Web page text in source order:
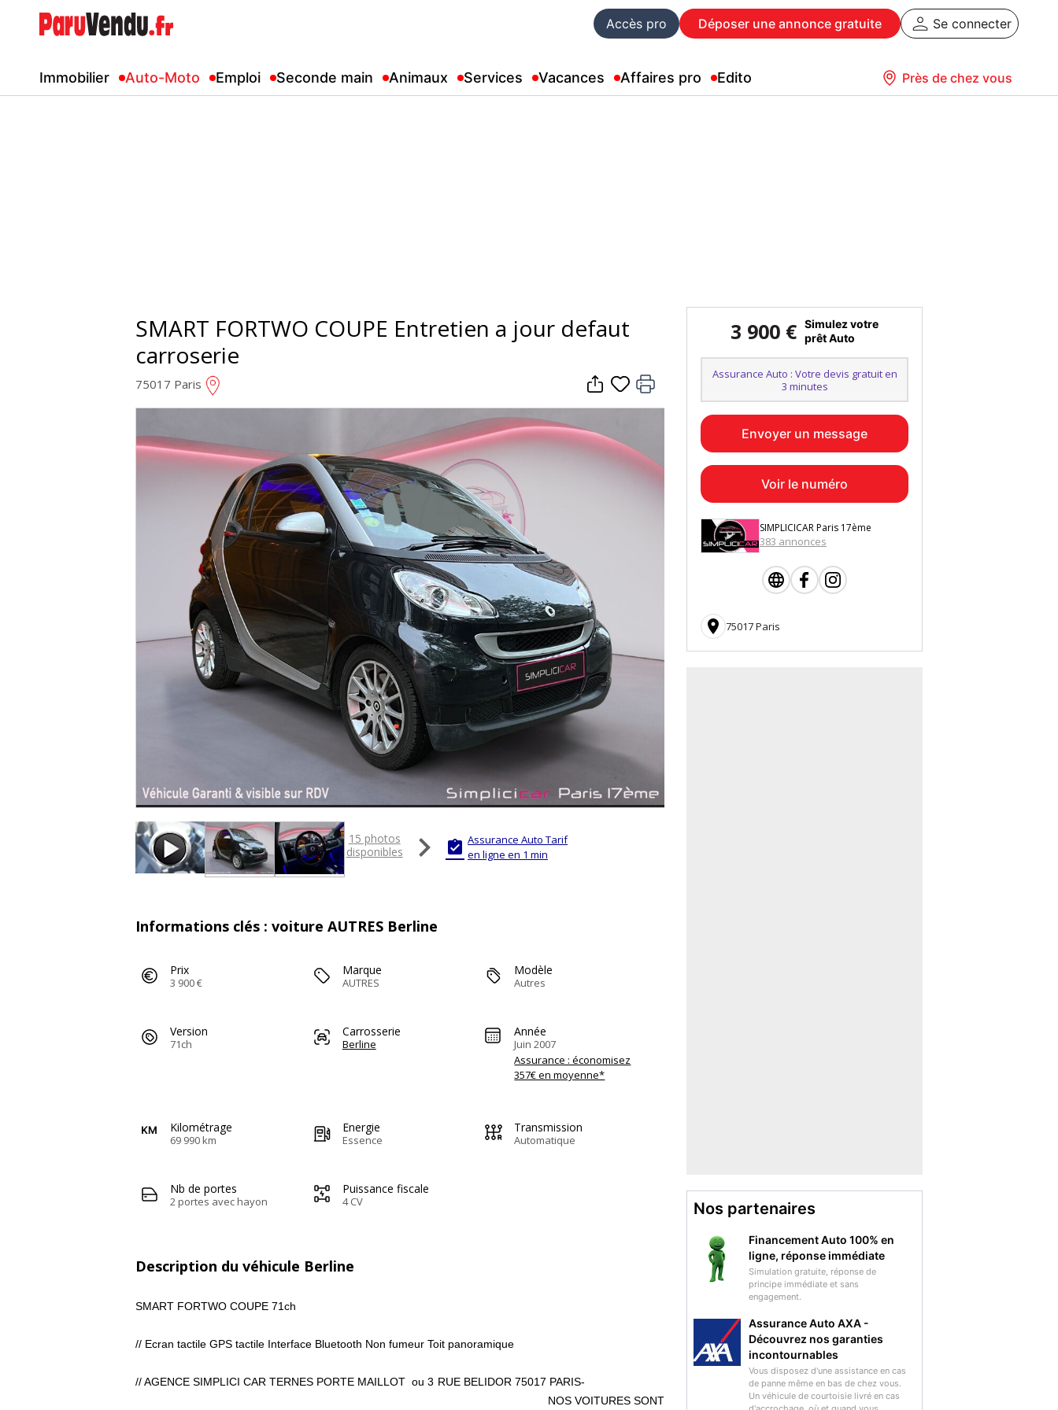
Accès pro Déposer une annonce gratuite Se connecter
Immobilier Auto-Moto Emploi Seconde main Animaux Services Vacances Affaires pro Edito Près de chez vous
SMART FORTWO COUPE Entretien a jour defaut
carroserie
75017 Paris
15 photos
disponibles
  Assurance Auto Tarif
en ligne en 1 min
Informations clés : voiture AUTRES Berline
Prix
3 900 €
Marque
AUTRES
Modèle
Autres
Version
71ch
Carrosserie
Berline
Année
Juin 2007
Assurance : économisez
357€ en moyenne*
Kilométrage
69 990 km
Energie
Essence
Transmission
Automatique
Nb de portes
2 portes avec hayon
Puissance fiscale
4 CV
Description du véhicule Berline
SMART FORTWO COUPE 71ch
// Ecran tactile GPS tactile Interface Bluetooth Non fumeur Toit panoramique
// AGENCE SIMPLICI CAR TERNES PORTE MAILLOT ou 3 RUE BELIDOR 75017 PARIS-
NOS VOITURES SONT
3 900 € Simulez votre
prêt Auto
Assurance Auto : Votre devis gratuit en
3 minutes
Envoyer un message
Voir le numéro
SIMPLICICAR Paris 17ème
383 annonces
 75017 Paris
Nos partenaires
Financement Auto 100% en
ligne, réponse immédiate
Simulation gratuite, réponse de
principe immédiate et sans
engagement.
Assurance Auto AXA -
Découvrez nos garanties
incontournables
Vous disposez d'une assistance en cas
de panne même en bas de chez vous.
Un véhicule de courtoisie livré en cas